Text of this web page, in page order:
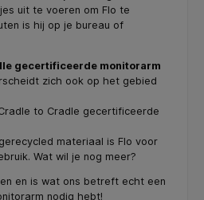
uit te voeren om Flo te
is hij op je bureau of
gecertificeerde monitorarm
zich ook op het gebied
to Cradle gecertificeerde
materiaal is Flo voor
Wat wil je nog meer?
en is wat ons betreft echt een
nodig hebt!